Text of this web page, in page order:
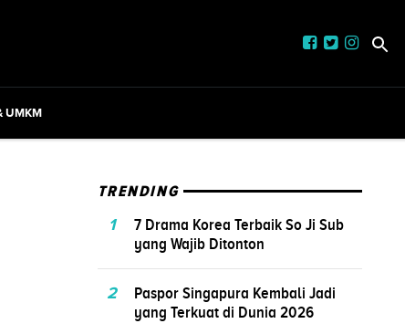
UMKM
TRENDING
1
7 Drama Korea Terbaik So Ji Sub
yang Wajib Ditonton
2
Paspor Singapura Kembali Jadi
yang Terkuat di Dunia 2026